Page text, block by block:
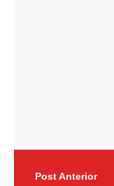
Post Anterior